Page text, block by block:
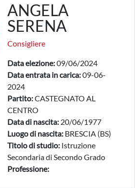
ANGELA
SERENA
Consigliere
Data elezione:09/06/2024
Data entrata in carica:09-06-
2024
Partito:CASTEGNATO AL
CENTRO
Data di nascita: 20/06/1977
Luogo di nascita: BRESCIA (BS)
Titolo di studio: Istruzione
Secondaria di Secondo Grado
Professione: